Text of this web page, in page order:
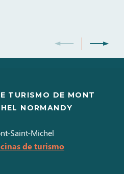
TURISMO DE MONT
NORMANDY
Saint-Michel
de turismo